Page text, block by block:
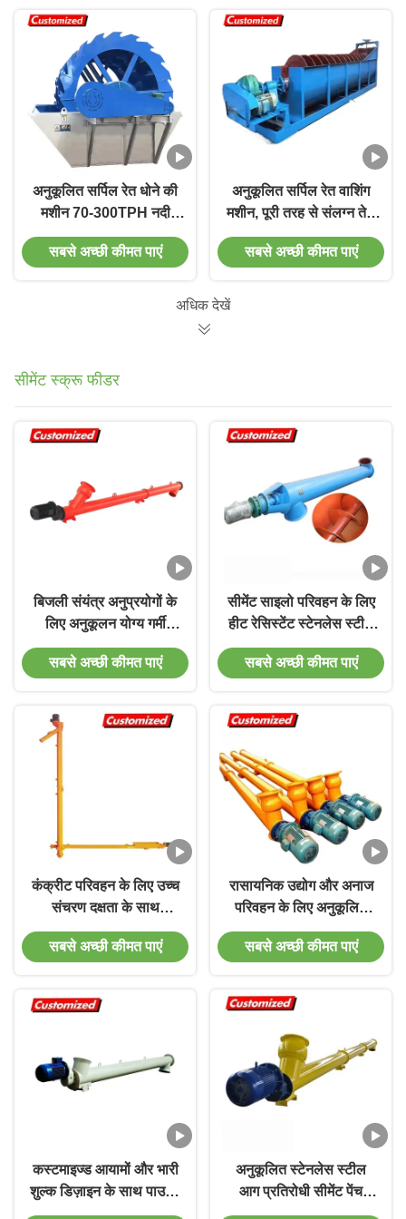
अनुकूलित सर्पिल रेत धोने की
मशीन 70-300TPH नदी
पत्थर रेत और बजरी बाल्टी
पहिया रेत धोने की मशीन
सबसे अच्छी कीमत पाएं
अनुकूलित सर्पिल रेत वाशिंग
मशीन, पूरी तरह से संलग्न तेल
स्नान ट्रांसमिशन डिवाइस,
ऊर्जा की बचत उच्च क्षमता
क्षमता सर्पिल रेत वाशिंग मशीन,
सबसे अच्छी कीमत पाएं
अधिक देखें
सीमेंट स्क्रू फीडर
बिजली संयंत्र अनुप्रयोगों के
लिए अनुकूलन योग्य गर्मी
प्रतिरोधी सीमेंट स्क्रू फीडर
और ऑगर कन्वेयर
सबसे अच्छी कीमत पाएं
सीमेंट साइलो परिवहन के लिए
हीट रेसिस्टेंट स्टेनलेस स्टील
इलेक्ट्रिक लिफ्ट स्क्रू
कन्वेयर
सबसे अच्छी कीमत पाएं
कंक्रीट परिवहन के लिए उच्च
संचरण दक्षता के साथ
अनुकूलित हीट रेज़िस्टेंट झुका
हुआ स्क्रू ऑगर कन्वेयर
सबसे अच्छी कीमत पाएं
रासायनिक उद्योग और अनाज
परिवहन के लिए अनुकूलित
अग्नि प्रतिरोधी सीमेंट पेंच
फीडर
सबसे अच्छी कीमत पाएं
कस्टमाइज्ड आयामों और भारी
शुल्क डिज़ाइन के साथ पाउडर
के लिए स्टेनलेस स्टील झुका
अनुकूलित स्टेनलेस स्टील
आग प्रतिरोधी सीमेंट पेंच
फीडर लचीला ट्यूब ऑगर पेंच